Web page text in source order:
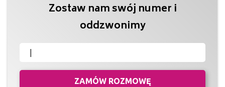
Zostaw nam swój numer i
oddzwonimy
ZAMÓW ROZMOWĘ